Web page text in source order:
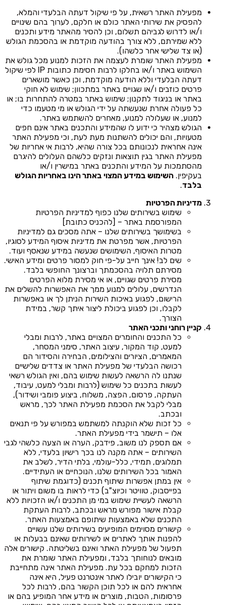
מפעילת האתר רשאית, על פי שיקול דעתה הבלעדי והמלא,
להפסיק את שירותי האתר כולם או חלקם, לערוך בהם שינויים
ו/או לדרוש לגביהם תשלום, וכן להסיר מהאתר מידע ותכנים
ללא שמירתם, ללא צורך בהודעה מוקדמת או בהסכמת הגולש
(או צד שלישי אחר כלשהו).
מפעילת האתר שומרת לעצמה את הזכות למנוע מכל גולש את
השימוש באתר ו/או בחלקו לרבות חסימת כתובות IP לפי שיקול
דעתה הבלעדי וללא הודעה מוקדמת, וכן כאשר מושארים
פרטים כוזבים ו/או שגויים באתר במתכוון; שימוש לא חוקי
באתר או בניגוד לתקנון; שימוש באתר במטרה להתחרות בו; או
כל פעולה אחרת שנעשתה על ידי הגולש או מי מטעמו כדי
למנוע, או שעלולה למנוע, מאחרים להשתמש באתר.
הגולש מצהיר כי ידוע לו שהמידע והתכנים באתר אינם חפים
מטעויות, והם יכולים להשתנות מעת לעת, וכי מפעילת האתר
אינה אחראית לנכונותם בכל צורה שהיא, לרבות אי אחריות של
מפעילת האתר בגין תוצאות ונזקים כלשהם העלולים להיגרם
מהסתמכות על המידע והתכנים באתר במישרין ו/או
בעקיפין. השימוש במידע המצוי באתר הינו באחריות הגולש
בלבד.
מדיניות הפרטיות
שימוש בשירותים שלנו כפוף למדיניות הפרטיות
המפורסמת באתר – [להכניס כתובת]
בשימושך בשירותים שלנו – אתה מסכים גם למדיניות
הפרטיות, אשר מפרטת את מדיניות איסוף המידע לסוגיו,
מטרות האיסוף, השימושים שנעשה במידע שנאסף ועוד.
שים לב! אינך חייב על-פי חוק למסור פרטים ומידע האישי.
מסירתם תלויה בהסכמתך וברצונך החופשי בלבד.
מסירת פרטים שגויים, או אי מסירת מלוא הפרטים
הנדרשים, עלולים למנוע ממך את האפשרות להשלים את
הרישום, לפגוע באיכות השירות הניתן לך או באפשרות
לקבלו, וכן לפגוע ביכולת ליצור איתך קשר, במידת
הצורך.
קניין רוחני ותכני האתר
כל התכנים והחומרים המצויים באתר, לרבות ומבלי
למעט, קוד המקור, עיצוב האתר, סימני המסחר,
המאמרים, הציורים והצילומים, הבחירה והסידור הם
רכושה הבלעדי של מפעילת האתר או צדדים שלישיים
שנתנו לה הרשאה לעשות שימוש בהם, ואין הגולש רשאי
לעשות בתכנים כל שימוש (לרבות ומבלי למעט, עיבוד,
העתקה, פרסום, הפצה, משלוח, ביצוע פומבי ושידור),
מבלי לקבל את הסכמת מפעילת האתר לכך, מראש
ובכתב.
כל זכות שלא הוקנתה למשתמש במפורש על פי תנאים
אלו – תישמר בידי מפעילת האתר.
אם תספק לנו משוב, פידבק, הערה או הצעה כלשהי לגבי
השירותים – אתה מקנה לנו בכך רישיון בלעדי, ללא
תמלוגים, תמידי, כלל-עולמי, בלתי הדיר, לשלב את
האמור בכל השירותים שלנו, הנוכחיים או העתידיים.
אין במתן אפשרות שיתוף תכנים (כדוגמת שיתוף
בפייסבוק, טוויטר וכיוצ"ב) כדי לראות בו משום ויתור או
הרשאה לעשיית שימוש במי מן התכנים ו/או הזכויות ללא
קבלת אישור מפורש מראש ובכתב, לרבות העתקת
התכנים שלא באמצעות שיתופם באמצעות האתר.
קישורים מסוימים המופיעים בשירותים שלנו עשויים
להפנות אותך לאתרים או לשירותים שאינם בבעלות או
תפעול של מפעילת האתר ואינם בשליטתה. קישורים אלה
מובאים לנוחותך בלבד, ומפעילת האתר שומרת את
הזכות למחקם בכל עת. מפעילת האתר אינה מתחייבת
כי הקישורים יובילו לאתר אינטרנט פעיל, היא אינה
אחראית להם או לכל תוכן הקשור בהם, לרבות לכל
פרסומות, הטבות, מוצרים או מידע אחר המופיע בהם או